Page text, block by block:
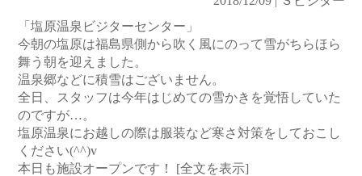
「塩原温泉ビジターセンター」
今朝の塩原は福島県側から吹く風にのって雪がちらほら
舞う朝を迎えました。
温泉郷などに積雪はございません。
全日、スタッフは今年はじめての雪かきを覚悟していた
のですが…。
塩原温泉にお越しの際は服装など寒さ対策をしておこし
ください(^^)v
本日も施設オープンです！ [全文を表示]